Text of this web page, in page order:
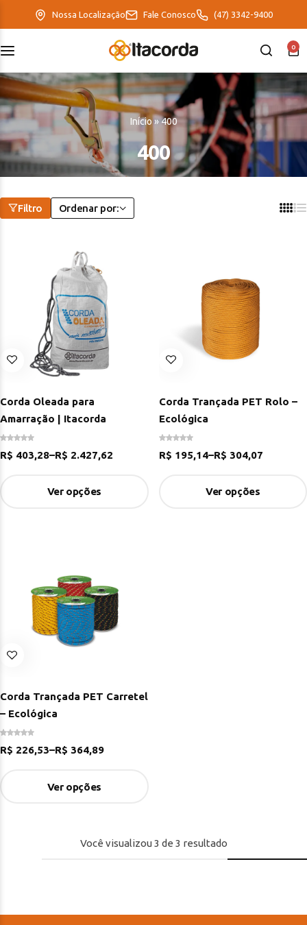
Nossa Localização Fale Conosco (47) 3342-9400
0
Início » 400
400
Filtro Ordenar por:
Corda Oleada para
Amarração | Itacorda
R$ 403,28–R$ 2.427,62
Ver opções
Corda Trançada PET Rolo –
Ecológica
R$ 195,14–R$ 304,07
Ver opções
Corda Trançada PET Carretel
– Ecológica
R$ 226,53–R$ 364,89
Ver opções
Você visualizou3 de 3 resultado
EcoFriendly
ItaMaxx